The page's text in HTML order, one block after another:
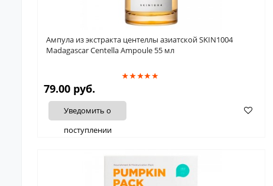
Ампула из экстракта центеллы азиатской SKIN1004
Madagascar Centella Ampoule 55 мл
79.00 руб.
Уведомить о
поступлении